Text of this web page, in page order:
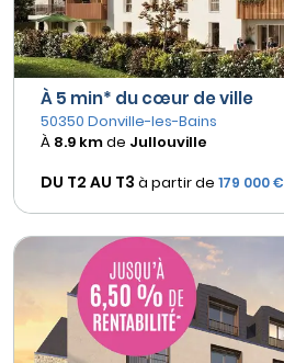
À 5 min* du cœur de ville
50350 Donville-les-Bains
À 8.9 kmde Jullouville
DU T2 AU T3 à partir de 179 000 €